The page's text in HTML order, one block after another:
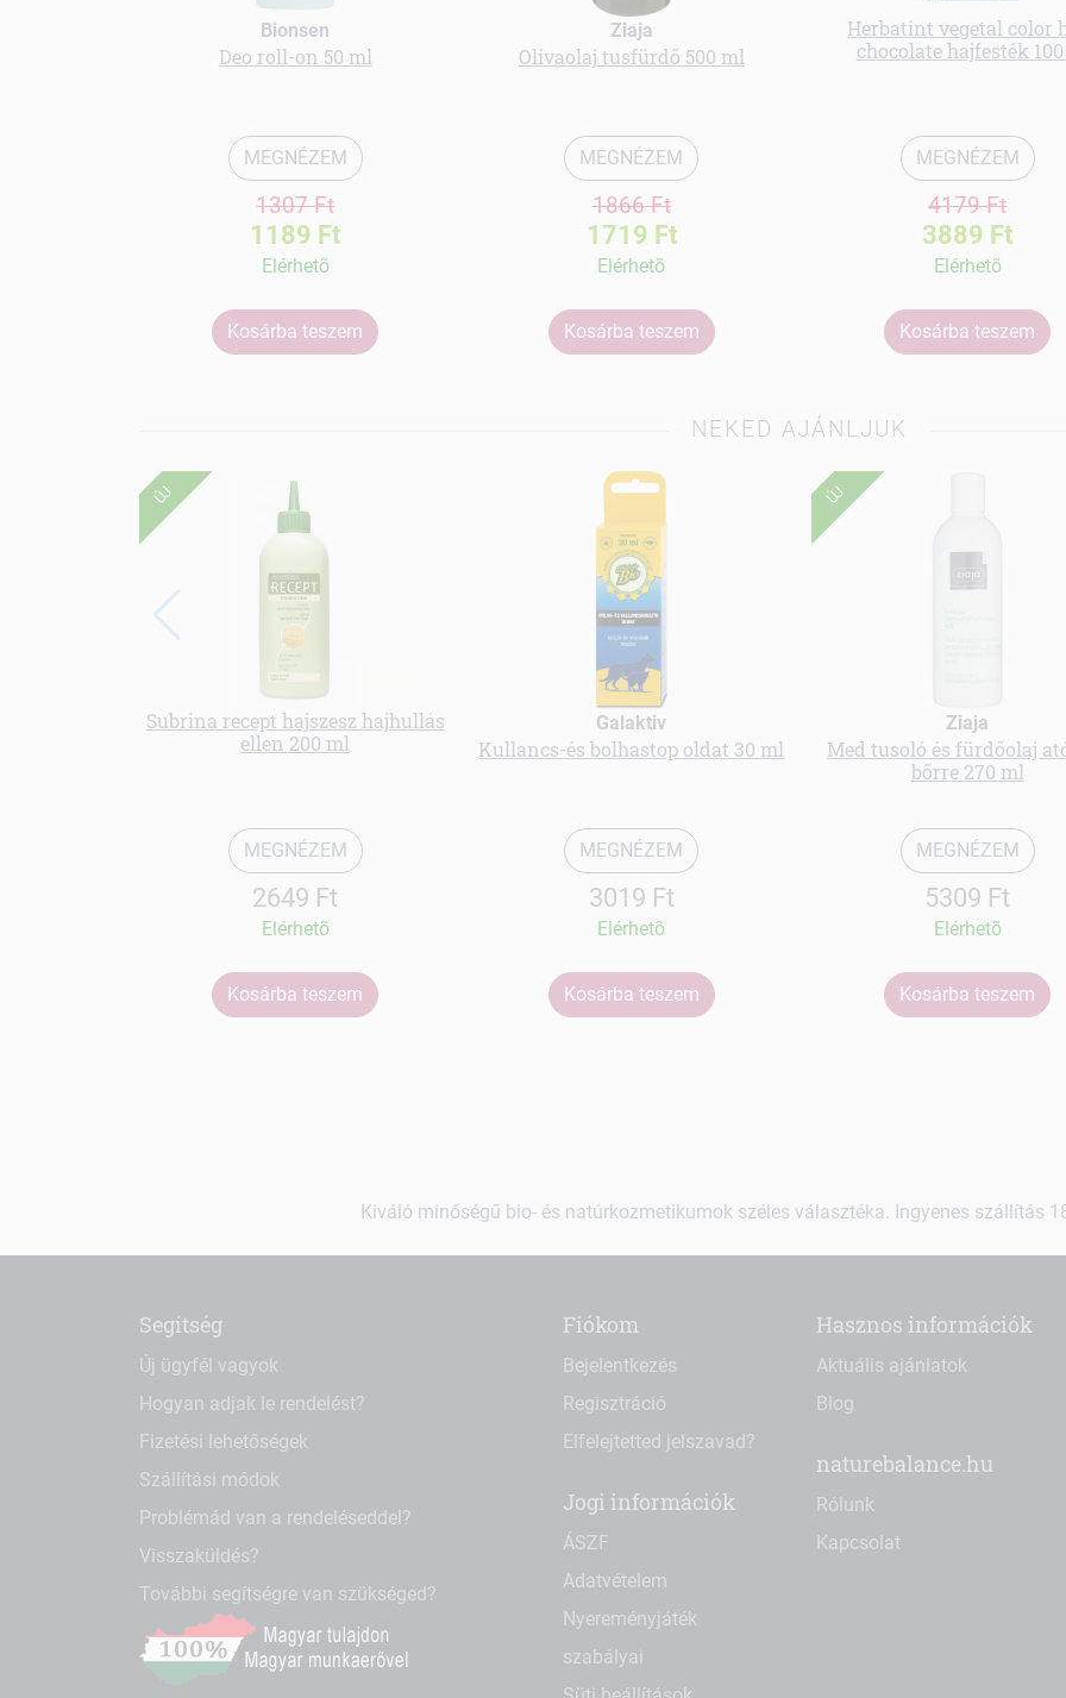
Bionsen
Deo roll-on 50 ml
MEGNÉZEM
1307 Ft
1189 Ft
Elérhetõ
Kosárba teszem
Ziaja
Olívaolaj tusfürdő 500 ml
MEGNÉZEM
1866 Ft
1719 Ft
Elérhetõ
Kosárba teszem
Herbatint vegetal color
chocolate hajfesték
MEGNÉZEM
4179 Ft
3889 Ft
Elérhetõ
Kosárba teszem
NEKED AJÁNLJUK
ÚJ
Subrina recept hajszesz hajhullás
ellen 200 ml
MEGNÉZEM
2649 Ft
Elérhetõ
Kosárba teszem
Galaktiv
Kullancs-és bolhastop oldat 30 ml
MEGNÉZEM
3019 Ft
Elérhetõ
Kosárba teszem
ÚJ
Ziaja
Med tusoló és fürdőolaj
bőrre 270 ml
MEGNÉZEM
5309 Ft
Elérhetõ
Kosárba teszem
Kiváló minőségű bio- és natúrkozmetikumok széles választéka. Ingyenes szállítás
Segítség
Új ügyfél vagyok
Hogyan adjak le rendelést?
Fizetési lehetőségek
Szállítási módok
Problémád van a rendeléseddel?
Visszaküldés?
További segítségre van szükséged?
Fiókom
Bejelentkezés
Regisztráció
Elfelejtetted jelszavad?
Jogi információk
ÁSZF
Adatvételem
Nyereményjáték
szabályai
Hasznos információk
Aktuális ajánlatok
Blog
naturebalance.hu
Rólunk
Kapcsolat